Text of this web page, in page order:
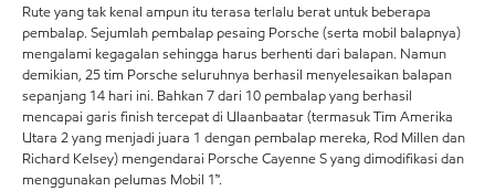
Rute yang tak kenal ampun itu terasa terlalu berat untuk beberapa
pembalap. Sejumlah pembalap pesaing Porsche (serta mobil balapnya)
mengalami kegagalan sehingga harus berhenti dari balapan. Namun
demikian, 25 tim Porsche seluruhnya berhasil menyelesaikan balapan
sepanjang 14 hari ini. Bahkan 7 dari 10 pembalap yang berhasil
mencapai garis finish tercepat di Ulaanbaatar (termasuk Tim Amerika
Utara 2 yang menjadi juara 1 dengan pembalap mereka, Rod Millen dan
Richard Kelsey) mengendarai Porsche Cayenne S yang dimodifikasi dan
menggunakan pelumas Mobil 1™.